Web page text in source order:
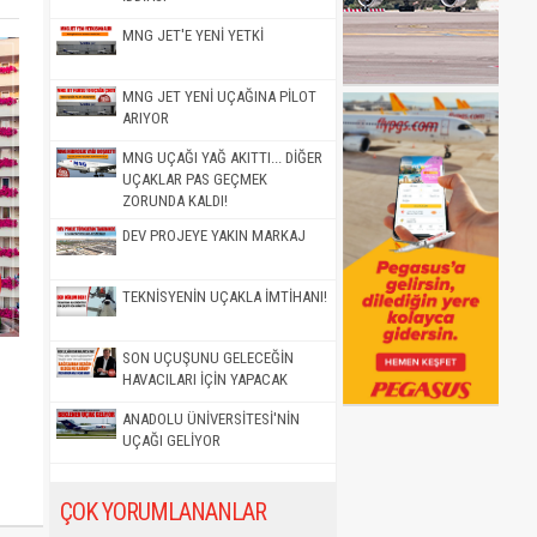
MNG JET'E YENİ YETKİ
MNG JET YENİ UÇAĞINA PİLOT
ARIYOR
MNG UÇAĞI YAĞ AKITTI... DİĞER
UÇAKLAR PAS GEÇMEK
ZORUNDA KALDI!
DEV PROJEYE YAKIN MARKAJ
TEKNİSYENİN UÇAKLA İMTİHANI!
SON UÇUŞUNU GELECEĞİN
HAVACILARI İÇİN YAPACAK
ANADOLU ÜNİVERSİTESİ'NİN
UÇAĞI GELİYOR
ÇOK YORUMLANANLAR